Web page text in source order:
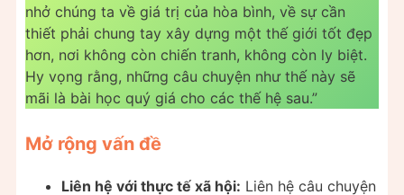
nhở chúng ta về giá trị của hòa bình, về sự cần
thiết phải chung tay xây dựng một thế giới tốt đẹp
hơn, nơi không còn chiến tranh, không còn ly biệt.
Hy vọng rằng, những câu chuyện như thế này sẽ
mãi là bài học quý giá cho các thế hệ sau.”
Mở rộng vấn đề
Liên hệ với thực tế xã hội: Liên hệ câu chuyện